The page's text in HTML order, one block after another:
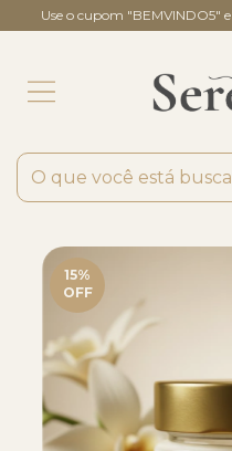
Use o cupom "BEMVINDO5"
15%
OFF